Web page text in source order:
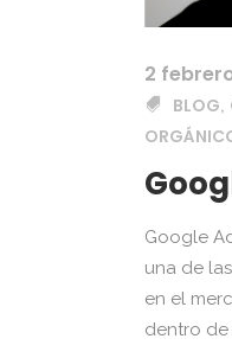
2
BLOG,
Google
una de
en el
dentro de